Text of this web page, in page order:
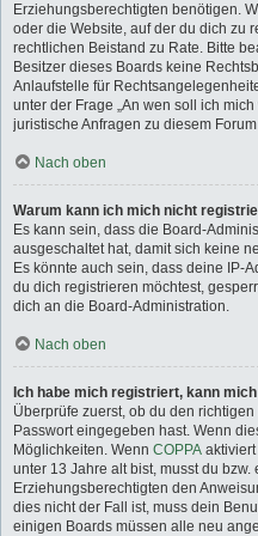
Erziehungsberechtigten benötigen.
oder die Website, auf der du dich zu
rechtlichen Beistand zu Rate. Bitte
Besitzer dieses Boards keine
Anlaufstelle für
unter der Frage „An wen soll ich
juristische Anfragen zu diesem
Nach oben
Warum kann ich mich nicht
Es kann sein, dass die Board-
ausgeschaltet hat, damit sich keine
Es könnte auch sein, dass deine IP-
du dich registrieren möchtest,
dich an die Board-Administration.
Nach oben
Ich habe mich registriert, kann
Überprüfe zuerst, ob du den
Passwort eingegeben hast. Wenn
Möglichkeiten. Wenn COPPA
unter 13 Jahre alt bist, musst du
Erziehungsberechtigten den
dies nicht der Fall ist, muss dein
einigen Boards müssen alle neu